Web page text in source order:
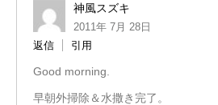
神風スズキ
2011年 7月 28日
返信
引用
Good morning.
早朝外掃除＆水撒き完了。